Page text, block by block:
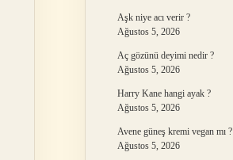
Aşk niye acı verir ?
Ağustos 5, 2026
Aç gözünü deyimi nedir ?
Ağustos 5, 2026
Harry Kane hangi ayak ?
Ağustos 5, 2026
Avene güneş kremi vegan mı ?
Ağustos 5, 2026